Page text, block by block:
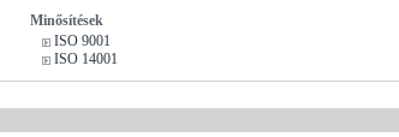
Minősítések
ISO 9001
ISO 14001